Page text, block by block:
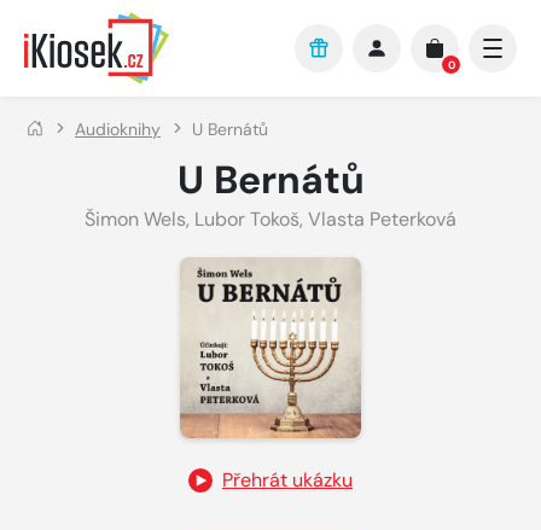
Přejít na hlavní obsah
0
Audioknihy U Bernátů
U Bernátů
Šimon Wels, Lubor Tokoš, Vlasta Peterková
Přehrát ukázku